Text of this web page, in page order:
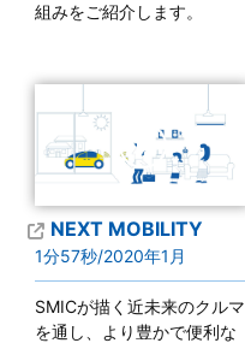
組みをご紹介します。
NEXT MOBILITY
1分57秒/2020年1月
SMICが描く近未来のクルマ
を通し、より豊かで便利な